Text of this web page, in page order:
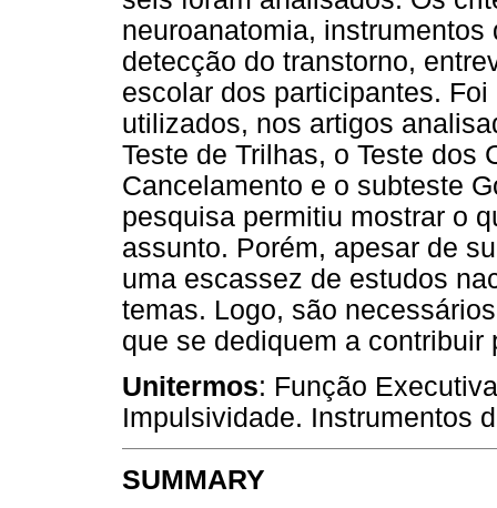
neuroanatomia,
detecção do transtorno,
escolar dos participantes.
utilizados, nos artigos
Teste de Trilhas, o Teste dos
Cancelamento e o subteste
pesquisa permitiu mostrar o
assunto. Porém, apesar de
uma escassez de estudos
temas. Logo, são
que se dediquem a
Unitermos: Função
Impulsividade. Instrumentos
SUMMARY